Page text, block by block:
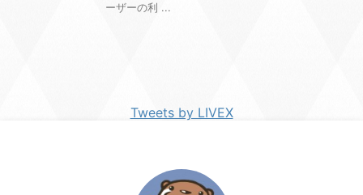
ーザーの利 ...
Tweets by LIVEX